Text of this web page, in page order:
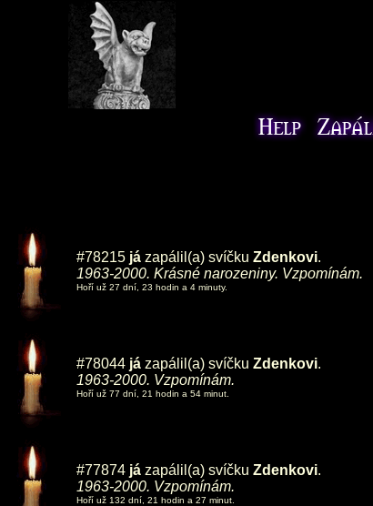
#78215 já zapálil(a) svíčku Zdenkovi.
1963-2000. Krásné narozeniny. Vzpomínám.
Hoří už 27 dní, 23 hodin a 4 minuty.
#78044 já zapálil(a) svíčku Zdenkovi.
1963-2000. Vzpomínám.
Hoří už 77 dní, 21 hodin a 54 minut.
#77874 já zapálil(a) svíčku Zdenkovi.
1963-2000. Vzpomínám.
Hoří už 132 dní, 21 hodin a 27 minut.